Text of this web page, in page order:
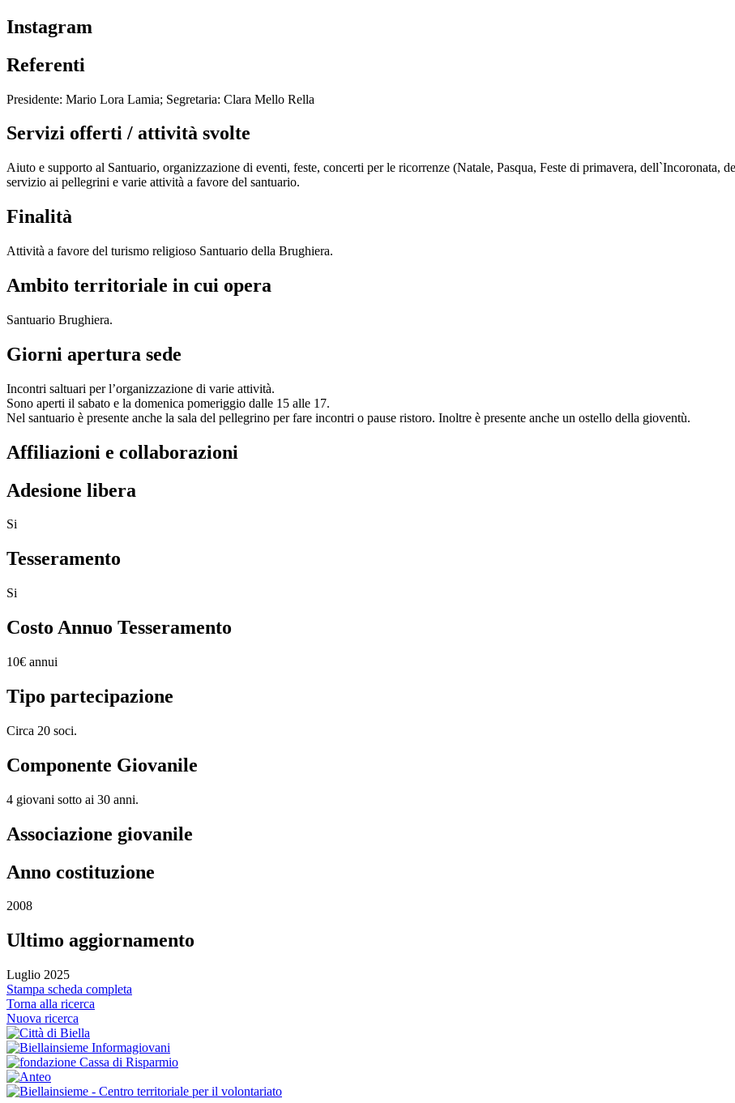
Instagram
Referenti
Presidente: Mario Lora Lamia; Segretaria: Clara Mello Rella
Servizi offerti / attività svolte
Aiuto e supporto al Santuario, organizzazione di eventi, feste, concerti per le ricorrenze (Natale, Pasqua, Feste di primavera,
servizio ai pellegrini e varie attività a favore del santuario.
Finalità
Attività a favore del turismo religioso Santuario della Brughiera.
Ambito territoriale in cui opera
Santuario Brughiera.
Giorni apertura sede
Incontri saltuari per l’organizzazione di varie attività.
Sono aperti il sabato e la domenica pomeriggio dalle 15 alle 17.
Nel santuario è presente anche la sala del pellegrino per fare incontri o pause ristoro. Inoltre è presente anche un ostello della gioventù.
Affiliazioni e collaborazioni
Adesione libera
Si
Tesseramento
Si
Costo Annuo Tesseramento
10€ annui
Tipo partecipazione
Circa 20 soci.
Componente Giovanile
4 giovani sotto ai 30 anni.
Associazione giovanile
Anno costituzione
2008
Ultimo aggiornamento
Luglio 2025
Stampa scheda completa
Torna alla ricerca
Nuova ricerca